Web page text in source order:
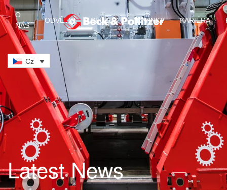
Skip to main content
O
NÁS
ODVĚTVÍ SLUŽBY NOVINKY KARIÉRA
Cz
Latest News